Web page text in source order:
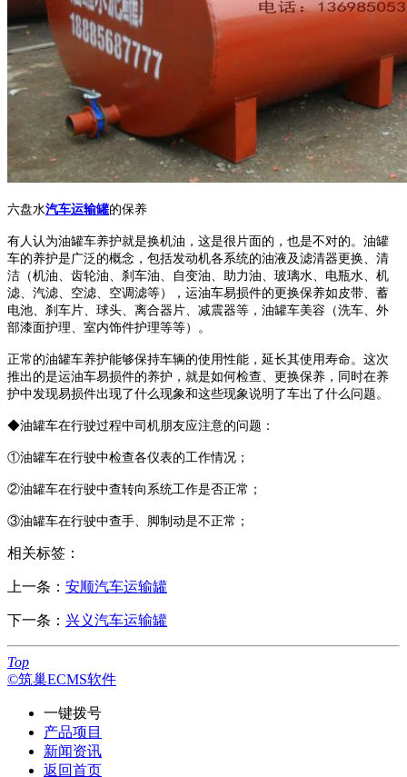
六盘水汽车运输罐的保养
有人认为油罐车养护就是换机油，这是很片面的，也是不对的。油罐
车的养护是广泛的概念，包括发动机各系统的油液及滤清器更换、清
洁（机油、齿轮油、刹车油、自变油、助力油、玻璃水、电瓶水、机
滤、汽滤、空滤、空调滤等），运油车易损件的更换保养如皮带、蓄
电池、刹车片、球头、离合器片、减震器等，油罐车美容（洗车、外
部漆面护理、室内饰件护理等等）。
正常的油罐车养护能够保持车辆的使用性能，延长其使用寿命。这次
推出的是运油车易损件的养护，就是如何检查、更换保养，同时在养
护中发现易损件出现了什么现象和这些现象说明了车出了什么问题。
◆油罐车在行驶过程中司机朋友应注意的问题：
①油罐车在行驶中检查各仪表的工作情况；
②油罐车在行驶中查转向系统工作是否正常；
③油罐车在行驶中查手、脚制动是不正常；
相关标签：
上一条： 安顺汽车运输罐
下一条： 兴义汽车运输罐
Top
©筑巢ECMS软件
一键拨号
产品项目
新闻资讯
返回首页